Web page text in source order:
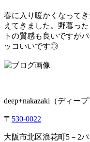
春に入り暖かくなって
えてきました。野暮っ
トの質感も良いですが
ッコいいです◎
deep+nakazaki （ディー
〒 530-0022
大阪市北区浪花町5 － 2